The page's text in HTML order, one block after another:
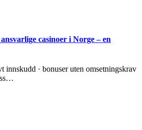
casinoer i Norge – en
innskudd · bonuser uten omsetningskrav